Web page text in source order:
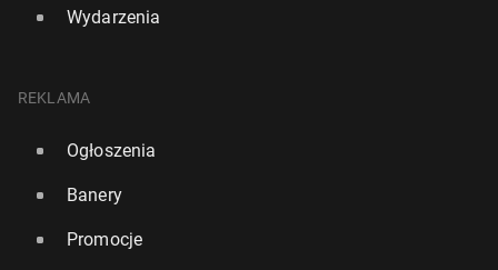
Wydarzenia
REKLAMA
Ogłoszenia
Banery
Promocje